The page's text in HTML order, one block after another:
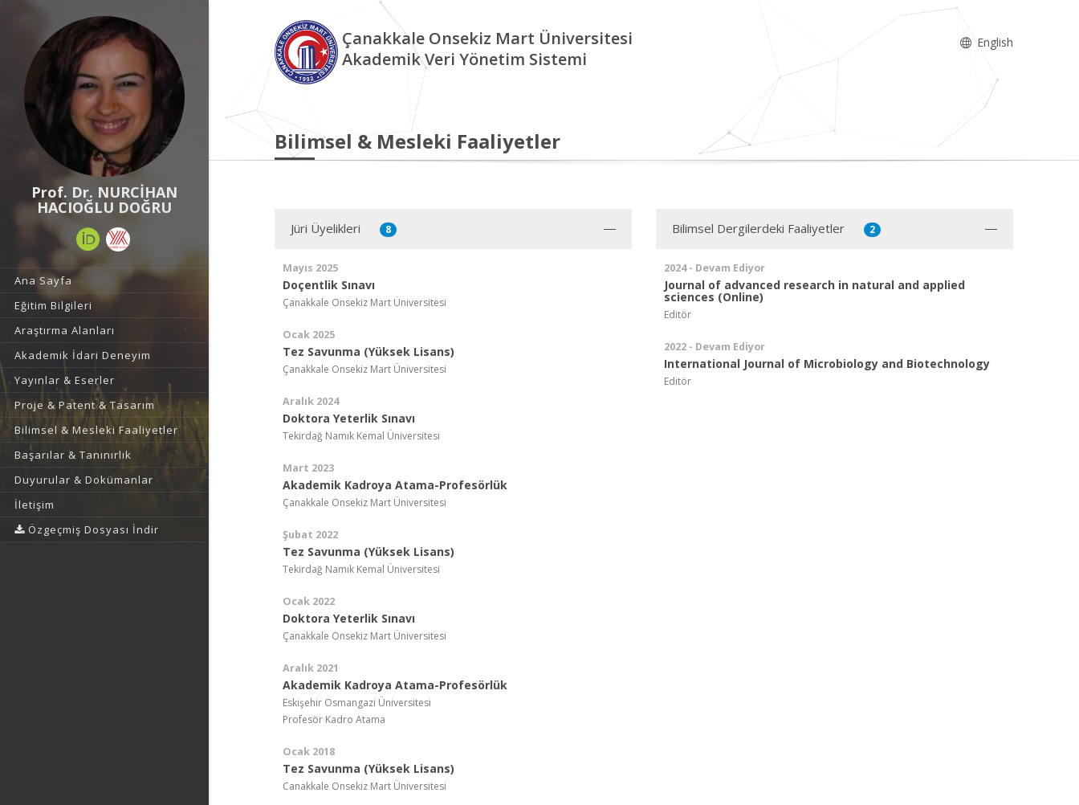
Prof. Dr. NURCİHAN
HACIOĞLU DOĞRU
Ana Sayfa
Eğitim Bilgileri
Araştırma Alanları
Akademik İdari Deneyim
Yayınlar & Eserler
Proje & Patent & Tasarım
Bilimsel & Mesleki Faaliyetler
Başarılar & Tanınırlık
Duyurular & Dokümanlar
İletişim
Özgeçmiş Dosyası İndir
Çanakkale Onsekiz Mart Üniversitesi
Akademik Veri Yönetim Sistemi
English
Bilimsel & Mesleki Faaliyetler
Jüri Üyelikleri 8
Mayıs 2025
Doçentlik Sınavı
Çanakkale Onsekiz Mart Üniversitesi
Ocak 2025
Tez Savunma (Yüksek Lisans)
Çanakkale Onsekiz Mart Üniversitesi
Aralık 2024
Doktora Yeterlik Sınavı
Tekirdağ Namık Kemal Üniversitesi
Mart 2023
Akademik Kadroya Atama-Profesörlük
Çanakkale Onsekiz Mart Üniversitesi
Şubat 2022
Tez Savunma (Yüksek Lisans)
Tekirdağ Namık Kemal Üniversitesi
Ocak 2022
Doktora Yeterlik Sınavı
Çanakkale Onsekiz Mart Üniversitesi
Aralık 2021
Akademik Kadroya Atama-Profesörlük
Eskişehir Osmangazi Üniversitesi
Profesör Kadro Atama
Ocak 2018
Tez Savunma (Yüksek Lisans)
Canakkale Onsekiz Mart Üniversitesi
Bilimsel Dergilerdeki Faaliyetler 2
2024 - Devam Ediyor
Journal of advanced research in natural and applied
sciences (Online)
Editör
2022 - Devam Ediyor
International Journal of Microbiology and Biotechnology
Editör